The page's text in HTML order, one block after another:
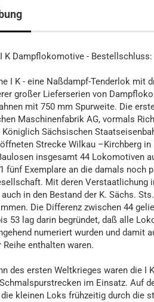
K Dampflokomotive -
I K - eine Naßdampf-Tenderlok mit
großer Lieferserien von
mit 750 mm Spurweite. Die
Maschinenfabrik AG, vormals
Königlich Sächsischen
Strecke Wilkau –Kirchberg
insgesamt 44 Lokomotiven
fünf Exemplare an die damals noch
Mit deren Verstaatlichung
in den Bestand der K. Sächs.
Die Differenz zwischen 44
53 lag darin begründet, daß alle
numeriert wurden und damit
Reihe enthalten waren.
des ersten Weltkrieges waren die I
im Einsatz. Auf
kleinen Loks frühzeitig durch die